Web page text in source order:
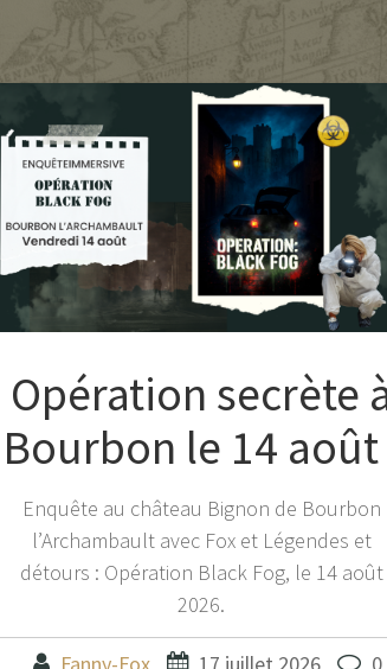
Opération secrète
Bourbon le 14
Enquête au château Bignon de Bourbon
l’Archambault avec Fox et Légendes et
détours : Opération Black Fog, le 14 août
2026.